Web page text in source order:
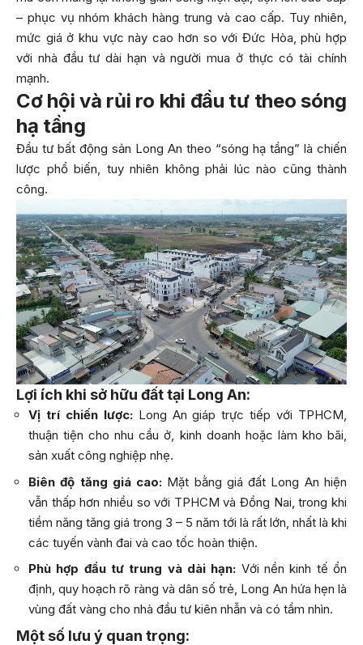
– phục vụ nhóm khách hàng trung và cao cấp. Tuy nhiên,
mức giá ở khu vực này cao hơn so với Đức Hòa, phù hợp
với nhà đầu tư dài hạn và người mua ở thực có tài chính
mạnh.
Cơ hội và rủi ro khi đầu tư theo sóng
hạ tầng
Đầu tư bất động sản Long An theo “sóng hạ tầng” là chiến
lược phổ biến, tuy nhiên không phải lúc nào cũng thành
công.
Lợi ích khi sở hữu đất tại Long An:
Vị trí chiến lược: Long An giáp trực tiếp với TPHCM,
thuận tiện cho nhu cầu ở, kinh doanh hoặc làm kho bãi,
sản xuất công nghiệp nhẹ.
Biên độ tăng giá cao: Mặt bằng giá đất Long An hiện
vẫn thấp hơn nhiều so với TPHCM và Đồng Nai, trong khi
tiềm năng tăng giá trong 3 – 5 năm tới là rất lớn, nhất là khi
các tuyến vành đai và cao tốc hoàn thiện.
Phù hợp đầu tư trung và dài hạn: Với nền kinh tế ổn
định, quy hoạch rõ ràng và dân số trẻ, Long An hứa hẹn là
vùng đất vàng cho nhà đầu tư kiên nhẫn và có tầm nhìn.
Một số lưu ý quan trọng: